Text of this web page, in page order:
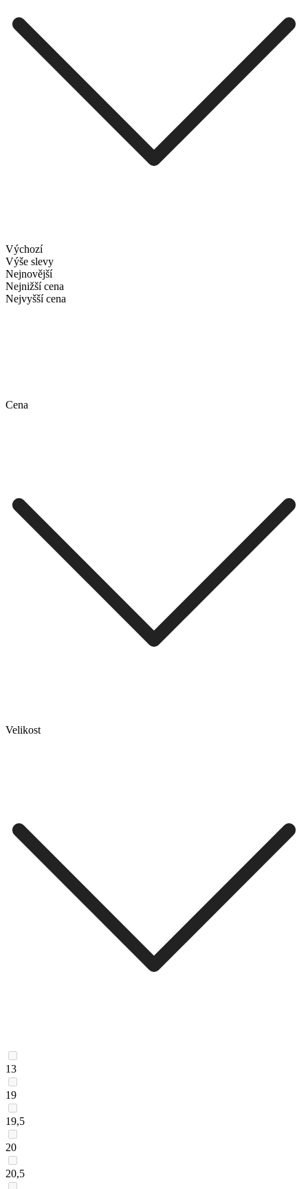
Výchozí
Výše slevy
Nejnovější
Nejnižší cena
Nejvyšší cena
Cena
Velikost
13
19
19,5
20
20,5